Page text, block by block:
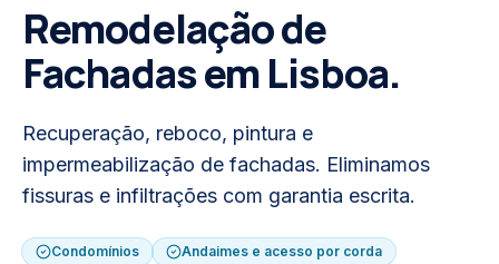
Remodelação de
Fachadasem Lisboa.
Recuperação, reboco, pintura e
impermeabilização de fachadas. Eliminamos
fissuras e infiltrações com garantia escrita.
Condomínios
Andaimes e acesso por corda